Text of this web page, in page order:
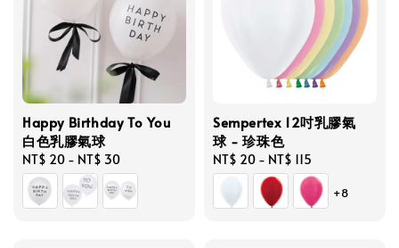
Happy Birthday To You
白色乳膠氣球
Regular
price
NT$ 20 - NT$ 30
Sempertex 12吋乳膠氣
球 - 珍珠色
Regular
price
NT$ 20 - NT$ 115
+8